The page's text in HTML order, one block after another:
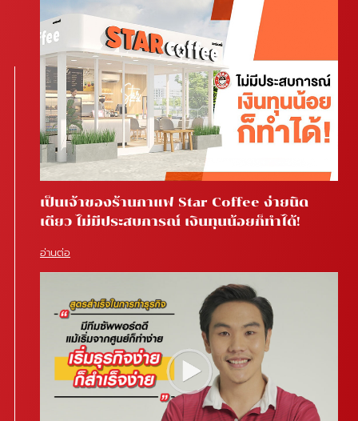
เป็นเจ้าของร้านกาแฟ Star Coffee ง่ายนิด
เดียว ไม่มีประสบการณ์ เงินทุนน้อยก็ทำได้!
อ่านต่อ